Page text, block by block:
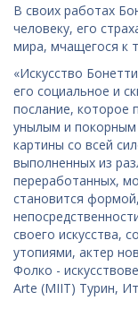
В своих работах
человеку, его
мира, мчащегося к
«Искусство
его социальное и
послание, которое
унылым и покорным
картины со всей
выполненных из
переработанных,
становится
своего искусства,
утопиями, актер
Фолко -
Arte (MIIT) Турин,